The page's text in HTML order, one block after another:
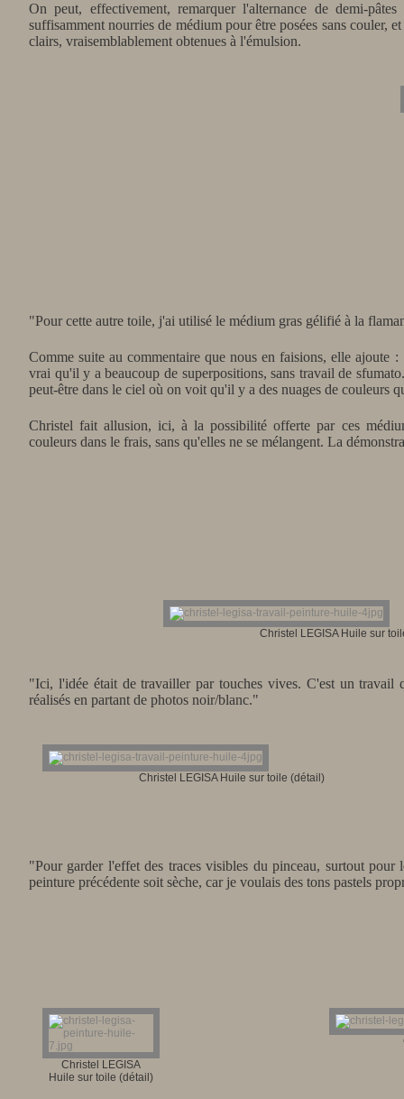
On peut, effectivement, remarquerl'alternance de demi-
suffisamment nourries de médium pour être posées sans couler,
clairs, vraisemblablement obtenues à l'émulsion.
"Pour cette autre toile, j'ai utilisé le médium gras gélifié à la
Comme suite au commentaire que nous en faisions, elle
vrai qu'il y a beaucoup de superpositions, sans travail de
peut-être dans le ciel où on voit qu'il y a des nuages de couleurs
Christel fait allusion, ici, à la possibilité offerte par ces
couleurs dans le frais, sans qu'elles ne se mélangent. La
Christel LEGISA Huile sur
"Ici, l'idée était de travailler par touches vives. C'est un travail
réalisés en partant de photos noir/blanc."
Christel LEGISA Huile sur toile (détail)
"Pour garder l'effet des traces visibles du pinceau, surtout
peinture précédente soit sèche, car je voulais des tons pastels
Christel LEGISA
Huile sur toile (détail)